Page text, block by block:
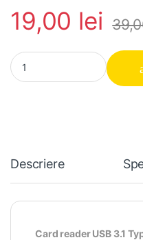
19,00 lei
Card reader USB 3.1 Type C
Descriere
Card reader USB 3.1